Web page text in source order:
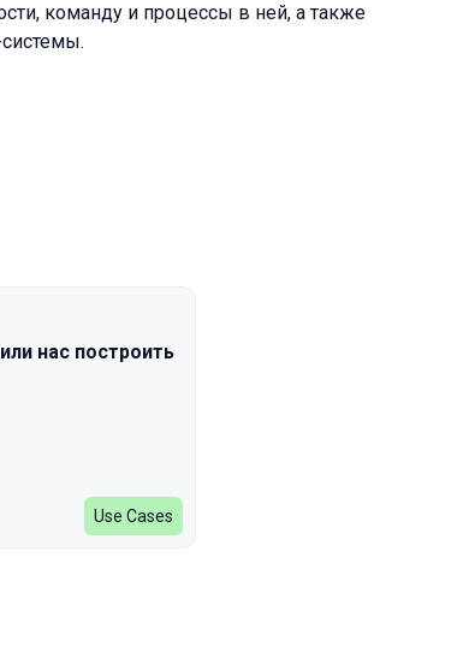
команду и процессы в ней, а также
нас построить
Use Cases